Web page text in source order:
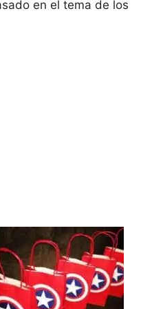
en el tema de los